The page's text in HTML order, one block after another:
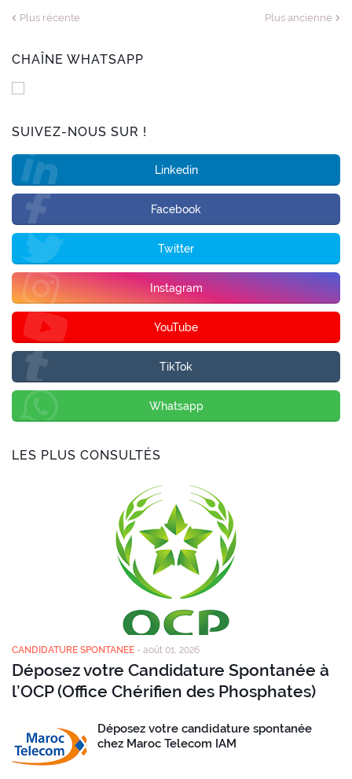
Plus récente Plus ancienne
CHAÎNE WHATSAPP
SUIVEZ-NOUS SUR !
Linkedin
Facebook
Twitter
Instagram
YouTube
TikTok
Whatsapp
LES PLUS CONSULTÉS
CANDIDATURE SPONTANEE - août 01, 2026
Déposez votre Candidature Spontanée à
l’OCP (Office Chérifien des Phosphates)
Déposez votre candidature spontanée
chez Maroc Telecom IAM